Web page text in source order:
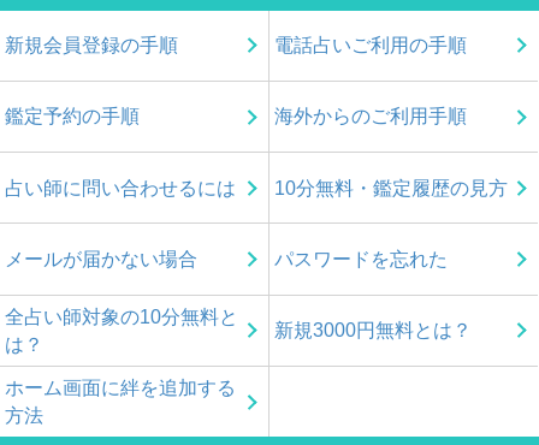
新規会員登録の手順 電話占いご利用の手順
鑑定予約の手順 海外からのご利用手順
占い師に問い合わせるには 10分無料・鑑定履歴の見方
メールが届かない場合 パスワードを忘れた
全占い師対象の10分無料と
は？
新規3000円無料とは？
ホーム画面に絆を追加する
方法